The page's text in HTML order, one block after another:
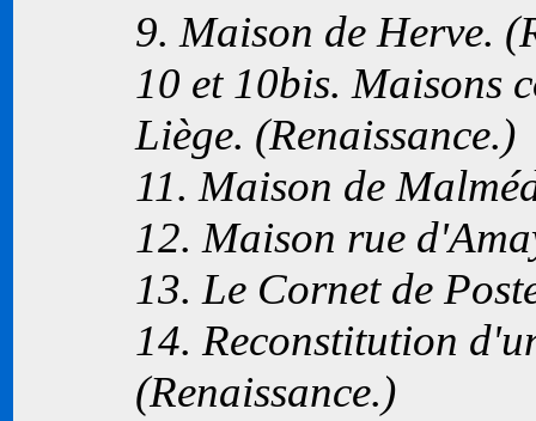
9. Maison de Herve.
10 et 10bis. Maisons
Liège. (Renaissance.)
11. Maison de
12. Maison rue
13. Le Cornet de
14. Reconstitution
(Renaissance.)